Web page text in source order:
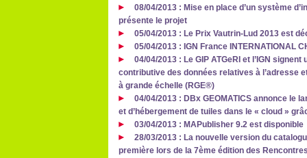
08/04/2013 : Mise en place d’un système
présente le projet
05/04/2013 : Le Prix Vautrin-Lud 2013 est
05/04/2013 : IGN France INTERNATIONAL
04/04/2013 : Le GIP ATGeRI et l’IGN
contributive des données relatives à l’adresse
à grande échelle (RGE®)
04/04/2013 : DBx GEOMATICS annonce le
et d’hébergement de tuiles dans le « cloud »
03/04/2013 : MAPublisher 9.2 est disponible
28/03/2013 : La nouvelle version du
première lors de la 7ème édition des